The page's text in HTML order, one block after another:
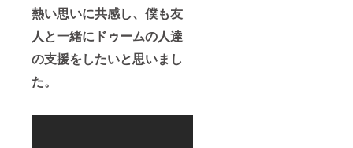
熱い思いに共感し、僕も友
人と一緒にドゥームの人達
の支援をしたいと思いまし
た。